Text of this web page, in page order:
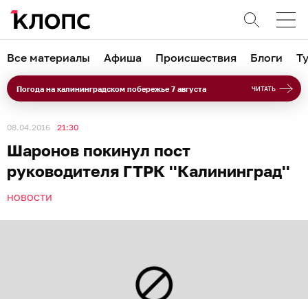
Все материалы Афиша Происшествия Блоги
Погода на калининградском побережье 7 августа ЧИТАТЬ
08.04.2016 21:30
Шаронов покинул пост
руководителя ГТРК ''Калининград''
НОВОСТИ